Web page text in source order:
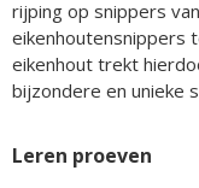
rijping op snippers
eikenhoutensnippers
eikenhout trekt
bijzondere en unieke
Leren proeven